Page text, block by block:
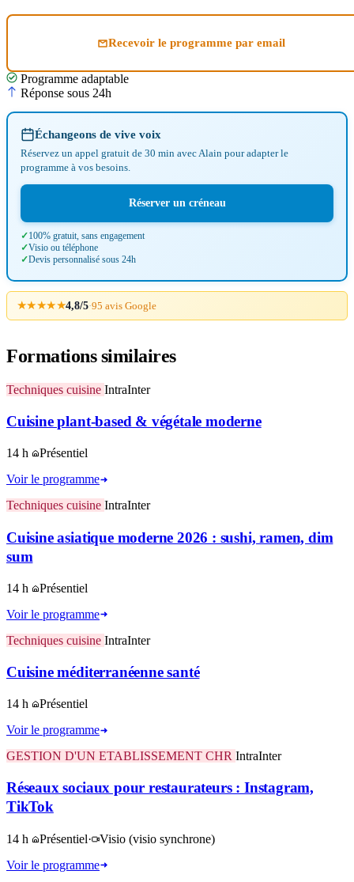
Recevoir le programme par email
Programme adaptable
Réponse sous 24h
Échangeons de vive voix
Réservez un appel gratuit de 30 min avec Alain pour adapter le
programme à vos besoins.
Réserver un créneau
100% gratuit, sans engagement
Visio ou téléphone
Devis personnalisé sous 24h
★★★★★4,8/5·95 avis Google
Formations similaires
Techniques cuisine IntraInter
Cuisine plant-based & végétale moderne
14 h
Présentiel
Voir le programme
Techniques cuisine IntraInter
Cuisine asiatique moderne 2026 : sushi, ramen, dim
sum
14 h
Présentiel
Voir le programme
Techniques cuisine IntraInter
Cuisine méditerranéenne santé
14 h
Présentiel
Voir le programme
GESTION D'UN ETABLISSEMENT CHR IntraInter
Réseaux sociaux pour restaurateurs : Instagram,
TikTok
14 h Présentiel· Visio (visio synchrone)
Voir le programme